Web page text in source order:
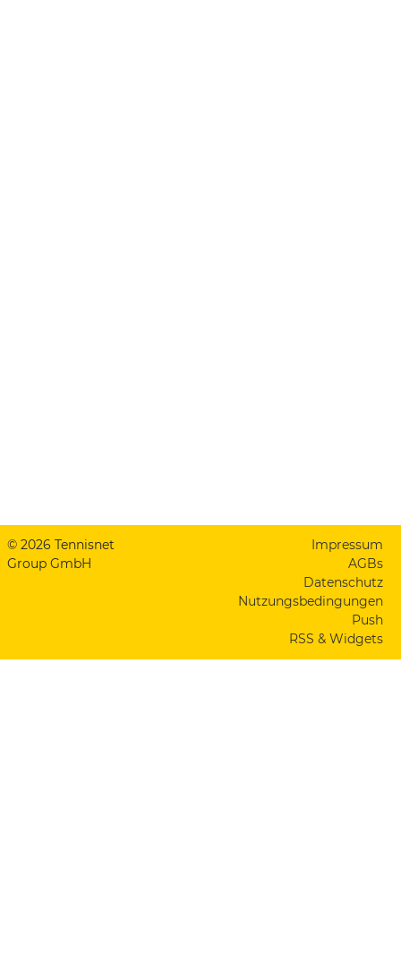
© 2026 Tennisnet
Group GmbH
Impressum
AGBs
Datenschutz
Nutzungsbedingungen
Push
RSS & Widgets